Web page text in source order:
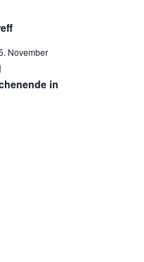
November
in